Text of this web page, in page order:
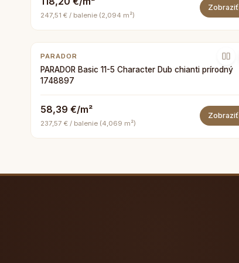
247,51 € / balenie (2,094 m²)
Zobraziť
PARADOR
PARADOR Basic 11-5 Character Dub chianti prírodný
1748897
58,39 €/m²
237,57 € / balenie (4,069 m²)
Zobraziť